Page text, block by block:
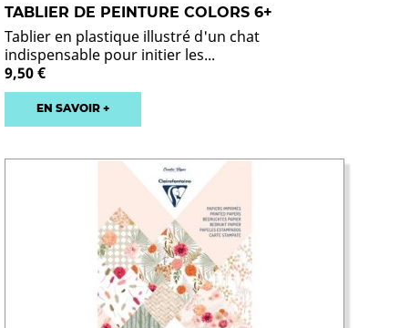
TABLIER DE PEINTURE COLORS 6+
Tablier en plastique illustré d'un chat
indispensable pour initier les...
9,50 €
EN SAVOIR +